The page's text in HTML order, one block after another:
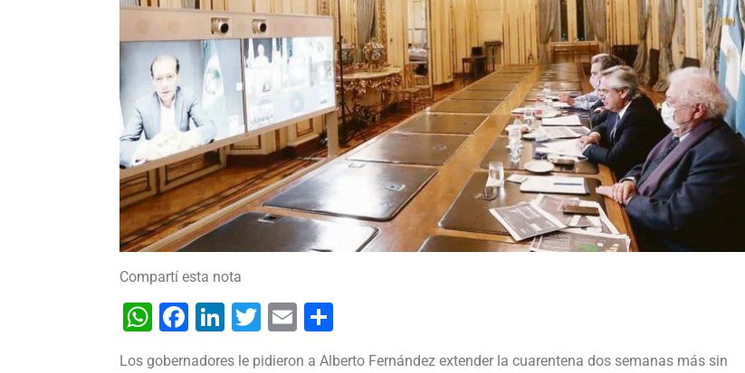
Compartí esta nota
WhatsApp
Facebook
LinkedIn
TwitterEmail
Los gobernadores le pidieron a Alberto Fernández extender la cuarentena dos semanas más sin